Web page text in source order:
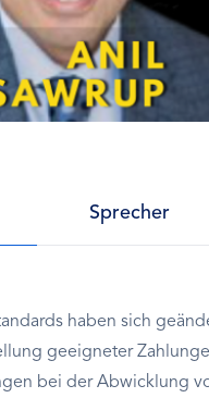
Sprecher
haben sich
geeigneter
bei der Abwicklung